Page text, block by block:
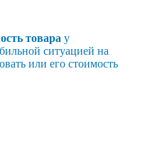
товара у
ситуацией на
или его стоимость